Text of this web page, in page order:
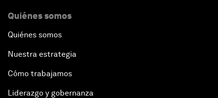
Quiénes somos
Quiénes somos
Nuestra estrategia
Cómo trabajamos
Liderazgo y gobernanza